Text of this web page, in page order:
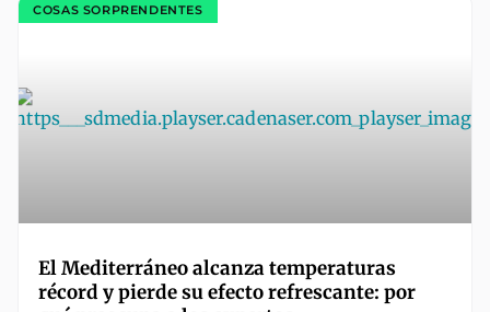
COSAS SORPRENDENTES
El Mediterráneo alcanza temperaturas
récord y pierde su efecto refrescante: por